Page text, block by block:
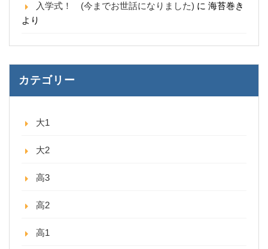
入学式！ (今までお世話になりました) に 海苔巻き
より
カテゴリー
大1
大2
高3
高2
高1